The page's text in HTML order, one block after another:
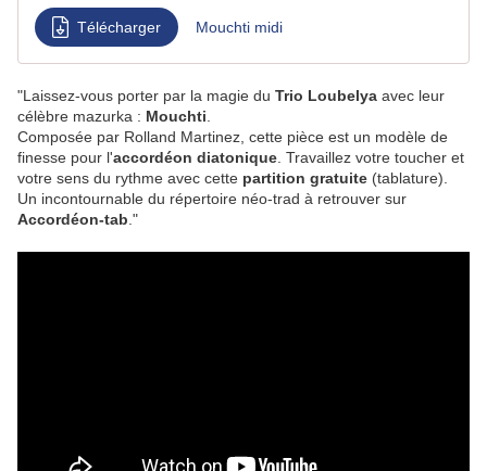
Télécharger Mouchti midi
"Laissez-vous porter par la magie du Trio Loubelya avec leur
célèbre mazurka : Mouchti
Composée par Rolland Martinez, cette pièce est un modèle de
finesse pour l'accordéon diatonique . Travaillez votre toucher et
votre sens du rythme avec cette partition gratuite (tablature).
Un incontournable du répertoire néo-trad à retrouver sur
Accordéon-tab ."